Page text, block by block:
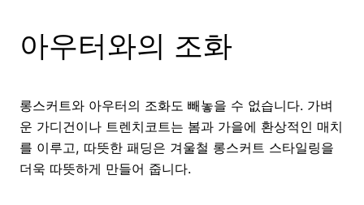
아우터와의 조화
롱스커트와 아우터의 조화도 빼놓을 수 없습니다. 가벼
운 가디건이나 트렌치코트는 봄과 가을에 환상적인 매치
를 이루고, 따뜻한 패딩은 겨울철 롱스커트 스타일링을
더욱 따뜻하게 만들어 줍니다.